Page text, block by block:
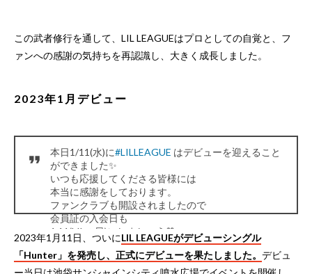
この武者修行を通して、LIL LEAGUEはプロとしての自覚と、フ
ァンへの感謝の気持ちを再認識し、大きく成長しました。
2023年1月デビュー
本日1/11(水)に#LILLEAGUE はデビューを迎えること
ができました✨
いつも応援してくださる皆様には
本当に感謝をしております。
ファンクラブも開設されましたので
会員証の入会日も
1.11(LILの日)にしましょう🧡
https://t.co/zMbLD5Uxqo
(会員証の写真も良い写真です🤭)#LILLEAGUEデビュ
ー pic.twitter.com/GUq8EJrF8m
2023年1月11日、ついにLIL LEAGUEがデビューシングル
「Hunter」を発売し、正式にデビューを果たしました。 デビュ